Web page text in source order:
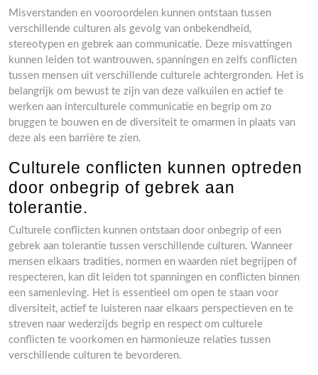
Misverstanden en vooroordelen kunnen ontstaan tussen
verschillende culturen als gevolg van onbekendheid,
stereotypen en gebrek aan communicatie. Deze misvattingen
kunnen leiden tot wantrouwen, spanningen en zelfs conflicten
tussen mensen uit verschillende culturele achtergronden. Het is
belangrijk om bewust te zijn van deze valkuilen en actief te
werken aan interculturele communicatie en begrip om zo
bruggen te bouwen en de diversiteit te omarmen in plaats van
deze als een barrière te zien.
Culturele conflicten kunnen optreden
door onbegrip of gebrek aan
tolerantie.
Culturele conflicten kunnen ontstaan door onbegrip of een
gebrek aan tolerantie tussen verschillende culturen. Wanneer
mensen elkaars tradities, normen en waarden niet begrijpen of
respecteren, kan dit leiden tot spanningen en conflicten binnen
een samenleving. Het is essentieel om open te staan voor
diversiteit, actief te luisteren naar elkaars perspectieven en te
streven naar wederzijds begrip en respect om culturele
conflicten te voorkomen en harmonieuze relaties tussen
verschillende culturen te bevorderen.